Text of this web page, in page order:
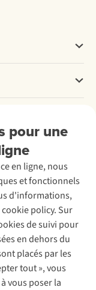
pour une
en ligne, nous
et fonctionnels
d'informations,
policy. Sur
de suivi pour
en dehors du
placés par les
tout », vous
vous poser la